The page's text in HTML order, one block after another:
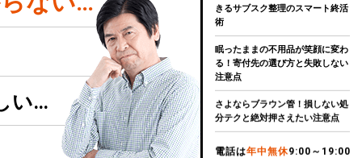
い…
きるサブスク整理のスマート終活
術
眠ったままの不用品が笑顔に変わ
る！寄付先の選び方と失敗しない
注意点
さよならブラウン管！損しない処
分テクと絶対押さえたい注意点
電話は年中無休9:00～19:00